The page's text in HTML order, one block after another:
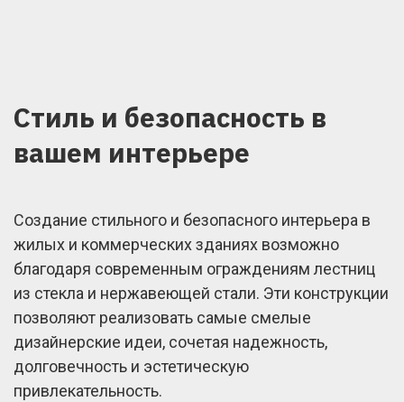
Стиль и безопасность в
вашем интерьере
Создание стильного и безопасного интерьера в
жилых и коммерческих зданиях возможно
благодаря современным ограждениям лестниц
из стекла и нержавеющей стали. Эти конструкции
позволяют реализовать самые смелые
дизайнерские идеи, сочетая надежность,
долговечность и эстетическую
привлекательность.